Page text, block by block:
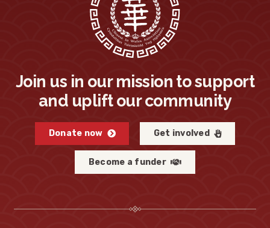
Join us in our mission to support
and uplift our community
Donate now Get involved
Become a funder